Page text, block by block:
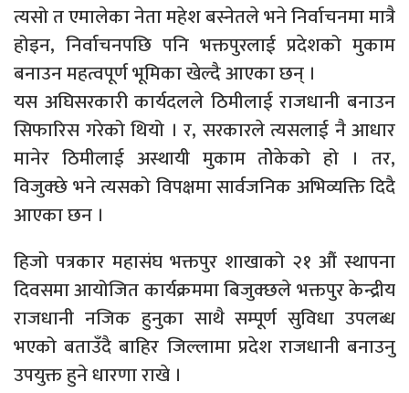
त्यसो त एमालेका नेता महेश बस्नेतले भने निर्वाचनमा मात्रै
होइन, निर्वाचनपछि पनि भक्तपुरलाई प्रदेशको मुकाम
बनाउन महत्वपूर्ण भूमिका खेल्दै आएका छन् ।
यस अघिसरकारी कार्यदलले ठिमीलाई राजधानी बनाउन
सिफारिस गरेको थियो । र, सरकारले त्यसलाई नै आधार
मानेर ठिमीलाई अस्थायी मुकाम तोेकेको हो । तर,
विजुक्छे भने त्यसको विपक्षमा सार्वजनिक अभिव्यक्ति दिदै
आएका छन ।
हिजो पत्रकार महासंघ भक्तपुर शाखाको २१ औं स्थापना
दिवसमा आयोजित कार्यक्रममा बिजुक्छले भक्तपुर केन्द्रीय
राजधानी नजिक हुनुका साथै सम्पूर्ण सुविधा उपलब्ध
भएको बताउँदै बाहिर जिल्लामा प्रदेश राजधानी बनाउनु
उपयुक्त हुने धारणा राखे ।